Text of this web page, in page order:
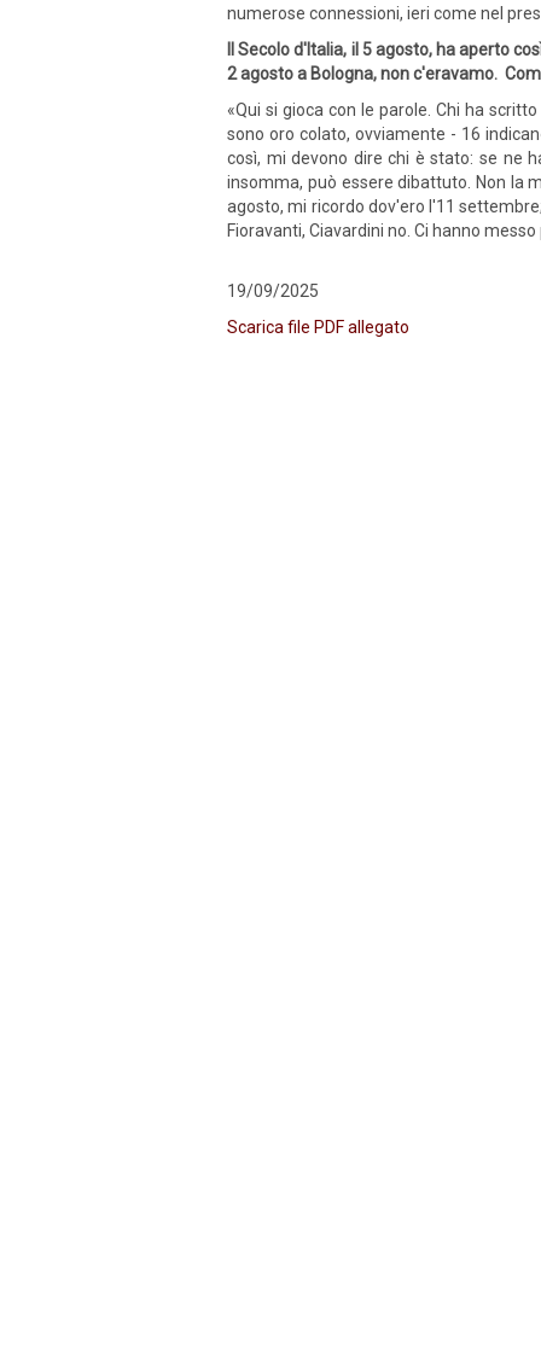
numerose connessioni, ieri come nel
Secolo d'Italia, il 5 agosto, ha aperto
2 agosto a Bologna, non c'eravamo.
«Qui si gioca con le parole. Chi ha
sono oro colato, ovviamente - 16
così, mi devono dire chi è stato: se ne
insomma, può essere dibattuto. Non la
agosto, mi ricordo dov'ero l'11
Fioravanti, Ciavardini no. Ci hanno
19/09/2025
Scarica file PDF allegato